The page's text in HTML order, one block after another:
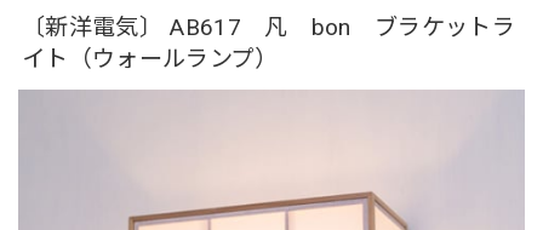
〔新洋電気〕 AB617 凡 bon ブラケットラ
イト（ウォールランプ）